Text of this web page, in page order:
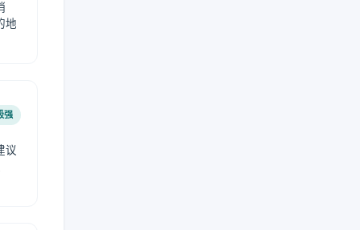
地
强
议